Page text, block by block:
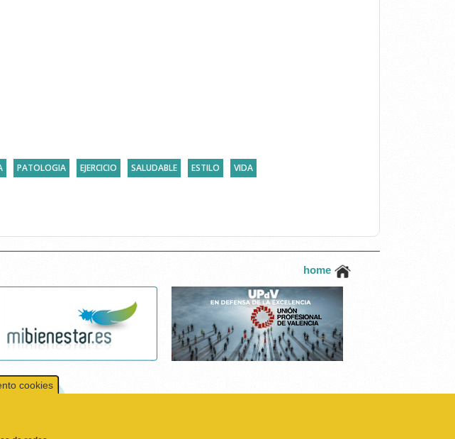
PATOLOGIA EJERCICIO SALUDABLE ESTILO VIDA
home
cookies
de redes
nuestros